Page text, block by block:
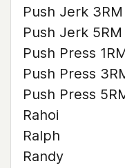
Push Jerk 3RM
Push Jerk 5RM
Push Press
Push Press
Push Press
Rahoi
Ralph
Randy